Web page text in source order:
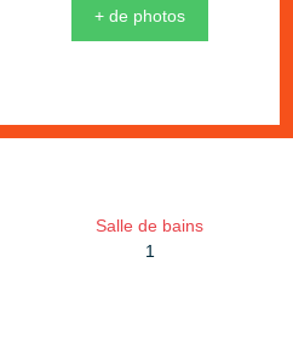
+ de photos
Salle de bains
1